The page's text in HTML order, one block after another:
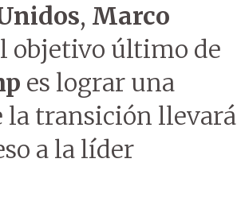
, Marco
objetivo último de
es lograr una
la transición llevará
a la líder